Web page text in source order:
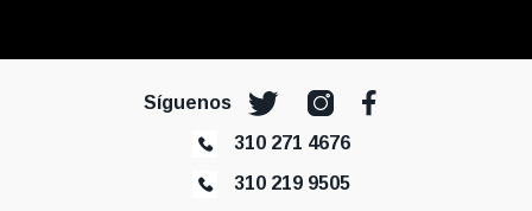
Síguenos
310 271 4676
310 219 9505